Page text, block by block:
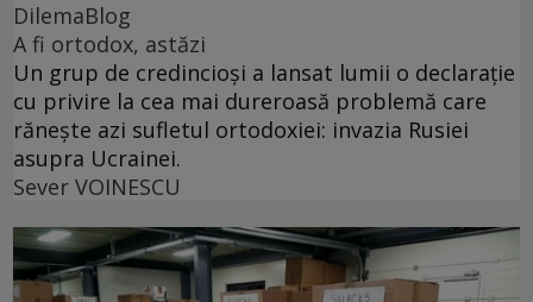
DilemaBlog
A fi ortodox, astăzi
Un grup de credincioși a lansat lumii o declarație
cu privire la cea mai dureroasă problemă care
rănește azi sufletul ortodoxiei: invazia Rusiei
asupra Ucrainei.
Sever VOINESCU